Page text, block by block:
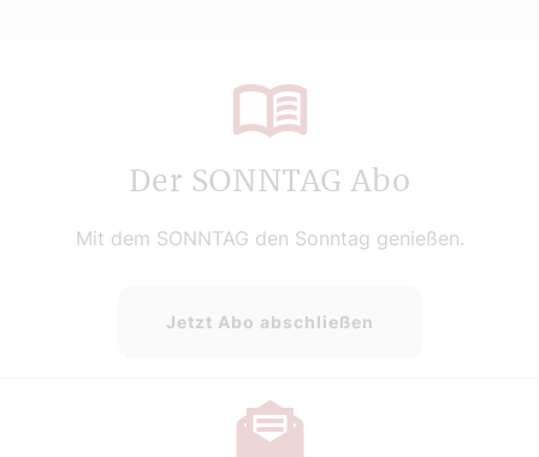
Der SONNTAG Abo
Mit dem SONNTAG den Sonntag genießen.
Jetzt Abo abschließen